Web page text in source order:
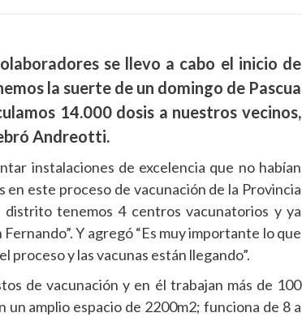
se llevo a cabo el inicio de
la suerte de un domingo de Pascua
14.000 dosis a nuestros vecinos,
Andreotti.
instalaciones de excelencia que no habían
este proceso de vacunación de la Provincia
distrito tenemos 4 centros vacunatorios y ya
Y agregó “Es muy importante lo que
proceso y las vacunas están llegando”.
de vacunación y en él trabajan más de 100
amplio espacio de 2200m2; funciona de 8 a